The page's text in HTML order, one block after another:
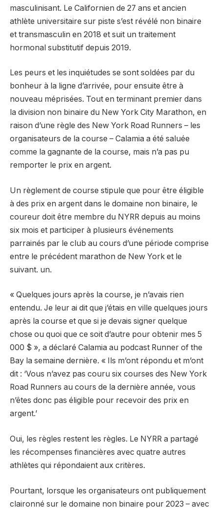
masculinisant. Le Californien de 27 ans et ancien
athlète universitaire sur piste s’est révélé non binaire
et transmasculin en 2018 et suit un traitement
hormonal substitutif depuis 2019.
Les peurs et les inquiétudes se sont soldées par du
bonheur à la ligne d’arrivée, pour ensuite être à
nouveau méprisées. Tout en terminant premier dans
la division non binaire du New York City Marathon, en
raison d’une règle des New York Road Runners – les
organisateurs de la course – Calamia a été saluée
comme la gagnante de la course, mais n’a pas pu
remporter le prix en argent.
Un règlement de course stipule que pour être éligible
à des prix en argent dans le domaine non binaire, le
coureur doit être membre du NYRR depuis au moins
six mois et participer à plusieurs événements
parrainés par le club au cours d’une période comprise
entre le précédent marathon de New York et le
suivant. un.
« Quelques jours après la course, je n’avais rien
entendu. Je leur ai dit que j’étais en ville quelques jours
après la course et que si je devais signer quelque
chose ou quoi que ce soit d’autre pour obtenir mes 5
000 $ », a déclaré Calamia au podcast Runner of the
Bay la semaine dernière. « Ils m’ont répondu et m’ont
dit : ‘Vous n’avez pas couru six courses des New York
Road Runners au cours de la dernière année, vous
n’êtes donc pas éligible pour recevoir des prix en
argent.’
Oui, les règles restent les règles. Le NYRR a partagé
les récompenses financières avec quatre autres
athlètes qui répondaient aux critères.
Pourtant, lorsque les organisateurs ont publiquement
claironné sur le domaine non binaire pour 2023 – avec